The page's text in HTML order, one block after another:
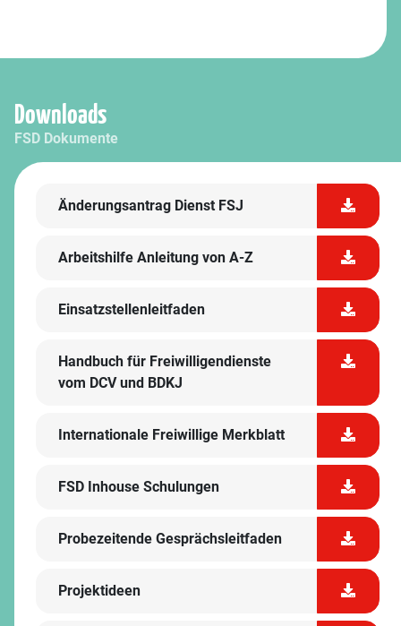
Downloads
FSD Dokumente
Änderungsantrag Dienst FSJ
Arbeitshilfe Anleitung von A-Z
Einsatzstellenleitfaden
Handbuch für Freiwilligendienste
vom DCV und BDKJ
Internationale Freiwillige Merkblatt
FSD Inhouse Schulungen
Probezeitende Gesprächsleitfaden
Projektideen